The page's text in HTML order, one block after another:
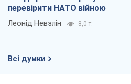
перевірити НАТО війною
Леонід Невзлін 8,0 т.
Всі думки